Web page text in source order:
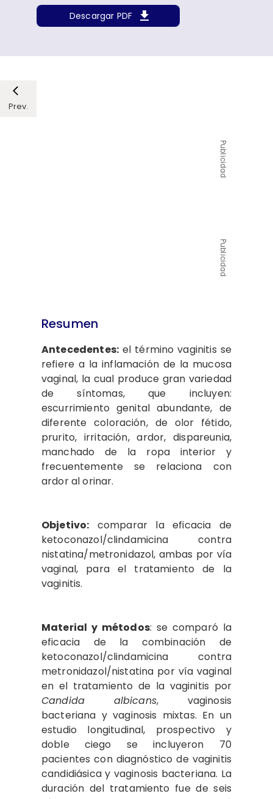
Descargar PDF
Prev.
Publicidad
Publicidad
Resumen
Antecedentes:el término vaginitis se
refiere a la inflamación de la mucosa
vaginal, la cual produce gran variedad
de síntomas, que incluyen:
escurrimiento genital abundante, de
diferente coloración, de olor fétido,
prurito, irritación, ardor, dispareunia,
manchado de la ropa interior y
frecuentemente se relaciona con
ardor al orinar.
Objetivo: comparar la eficacia de
ketoconazol/clindamicina contra
nistatina/metronidazol, ambas por vía
vaginal, para el tratamiento de la
vaginitis.
Material y métodos: se comparó la
eficacia de la combinación de
ketoconazol/clindamicina contra
metronidazol/nistatina por vía vaginal
en el tratamiento de la vaginitis por
Candida
albicans, vaginosis
bacteriana y vaginosis mixtas. En un
estudio longitudinal, prospectivo y
doble ciego se incluyeron 70
pacientes con diagnóstico de vaginitis
candidiásica y vaginosis bacteriana. La
duración del tratamiento fue de seis